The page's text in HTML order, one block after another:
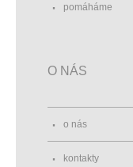
pomáháme
O NÁS
o nás
kontakty